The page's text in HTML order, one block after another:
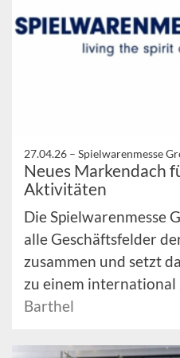
27.04.26 – Spielwarenmesse
Neues Markendach
Aktivitäten
Die Spielwarenmesse
alle Geschäftsfelder
zusammen und setzt
zu einem international
Barthel